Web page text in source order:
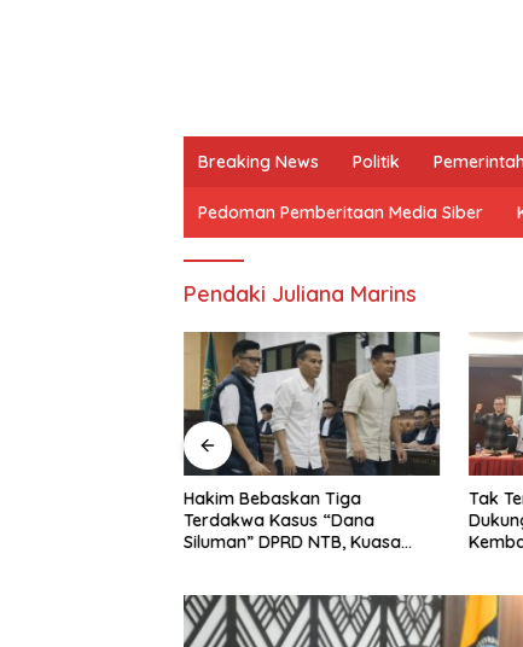
Breaking News Politik
Pedoman Pemberitaan Media Siber
Pendaki Juliana Marins
Hakim Bebaskan Tiga
Terdakwa Kasus “Dana
Siluman” DPRD NTB, Kuasa
Tak